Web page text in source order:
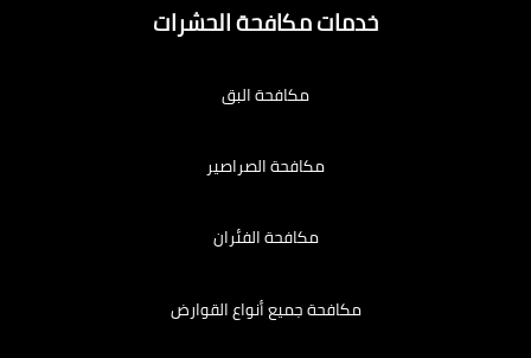
خدمات مكافحة الحشرات
مكافحة البق
مكافحة الصراصير
مكافحة الفئران
مكافحة جميع أنواع القوارض